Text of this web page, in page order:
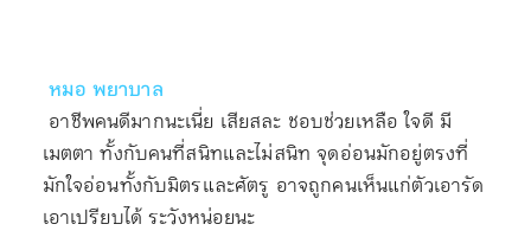
หมอ พยาบาล
อาชีพคนดีมากนะเนี่ย เสียสละ ชอบช่วยเหลือ ใจดี มี
เมตตา ทั้งกับคนที่สนิทและไม่สนิท จุดอ่อนมักอยู่ตรงที่
มักใจอ่อนทั้งกับมิตรและศัตรู อาจถูกคนเห็นแก่ตัวเอารัด
เอาเปรียบได้ ระวังหน่อยนะ